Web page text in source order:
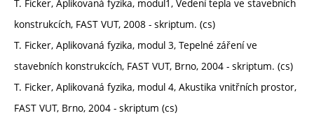
T. Ficker, Aplikovaná fyzika, modul1, Vedení tepla ve stavebních
konstrukcích, FAST VUT, 2008 - skriptum. (cs)
T. Ficker, Aplikovaná fyzika, modul 3, Tepelné záření ve
stavebních konstrukcích, FAST VUT, Brno, 2004 - skriptum. (cs)
T. Ficker, Aplikovaná fyzika, modul 4, Akustika vnitřních prostor,
FAST VUT, Brno, 2004 - skriptum (cs)